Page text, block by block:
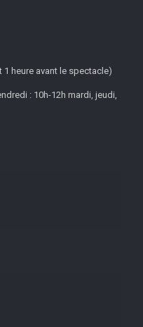
1 heure avant le spectacle)
: 10h-12h mardi, jeudi,